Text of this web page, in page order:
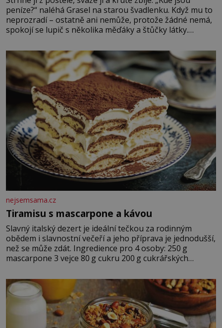
peníze?“ naléhá Grasel na starou švadlenku. Když mu to
neprozradí – ostatně ani nemůže, protože žádné nemá,
spokojí se lupič s několika měďáky a štůčky látky.
krutý. Jeho činy budí hrůzu ještě dlouho po jeho smrti
nejsemsama.cz
Tiramisu s mascarpone a kávou
Slavný italský dezert je ideální tečkou za rodinným
obědem i slavnostní večeří a jeho příprava je jednodušší,
než se může zdát. Ingredience pro 4 osoby: 250 g
mascarpone 3 vejce 80 g cukru 200 g cukrářských
posypání Postup: Oddělte žloutky od bílků. Žloutky
vyšlehejte s cukrem do světlé pěny a postupně do nich
vmíchejte mascarpone, aby vznikl hladký